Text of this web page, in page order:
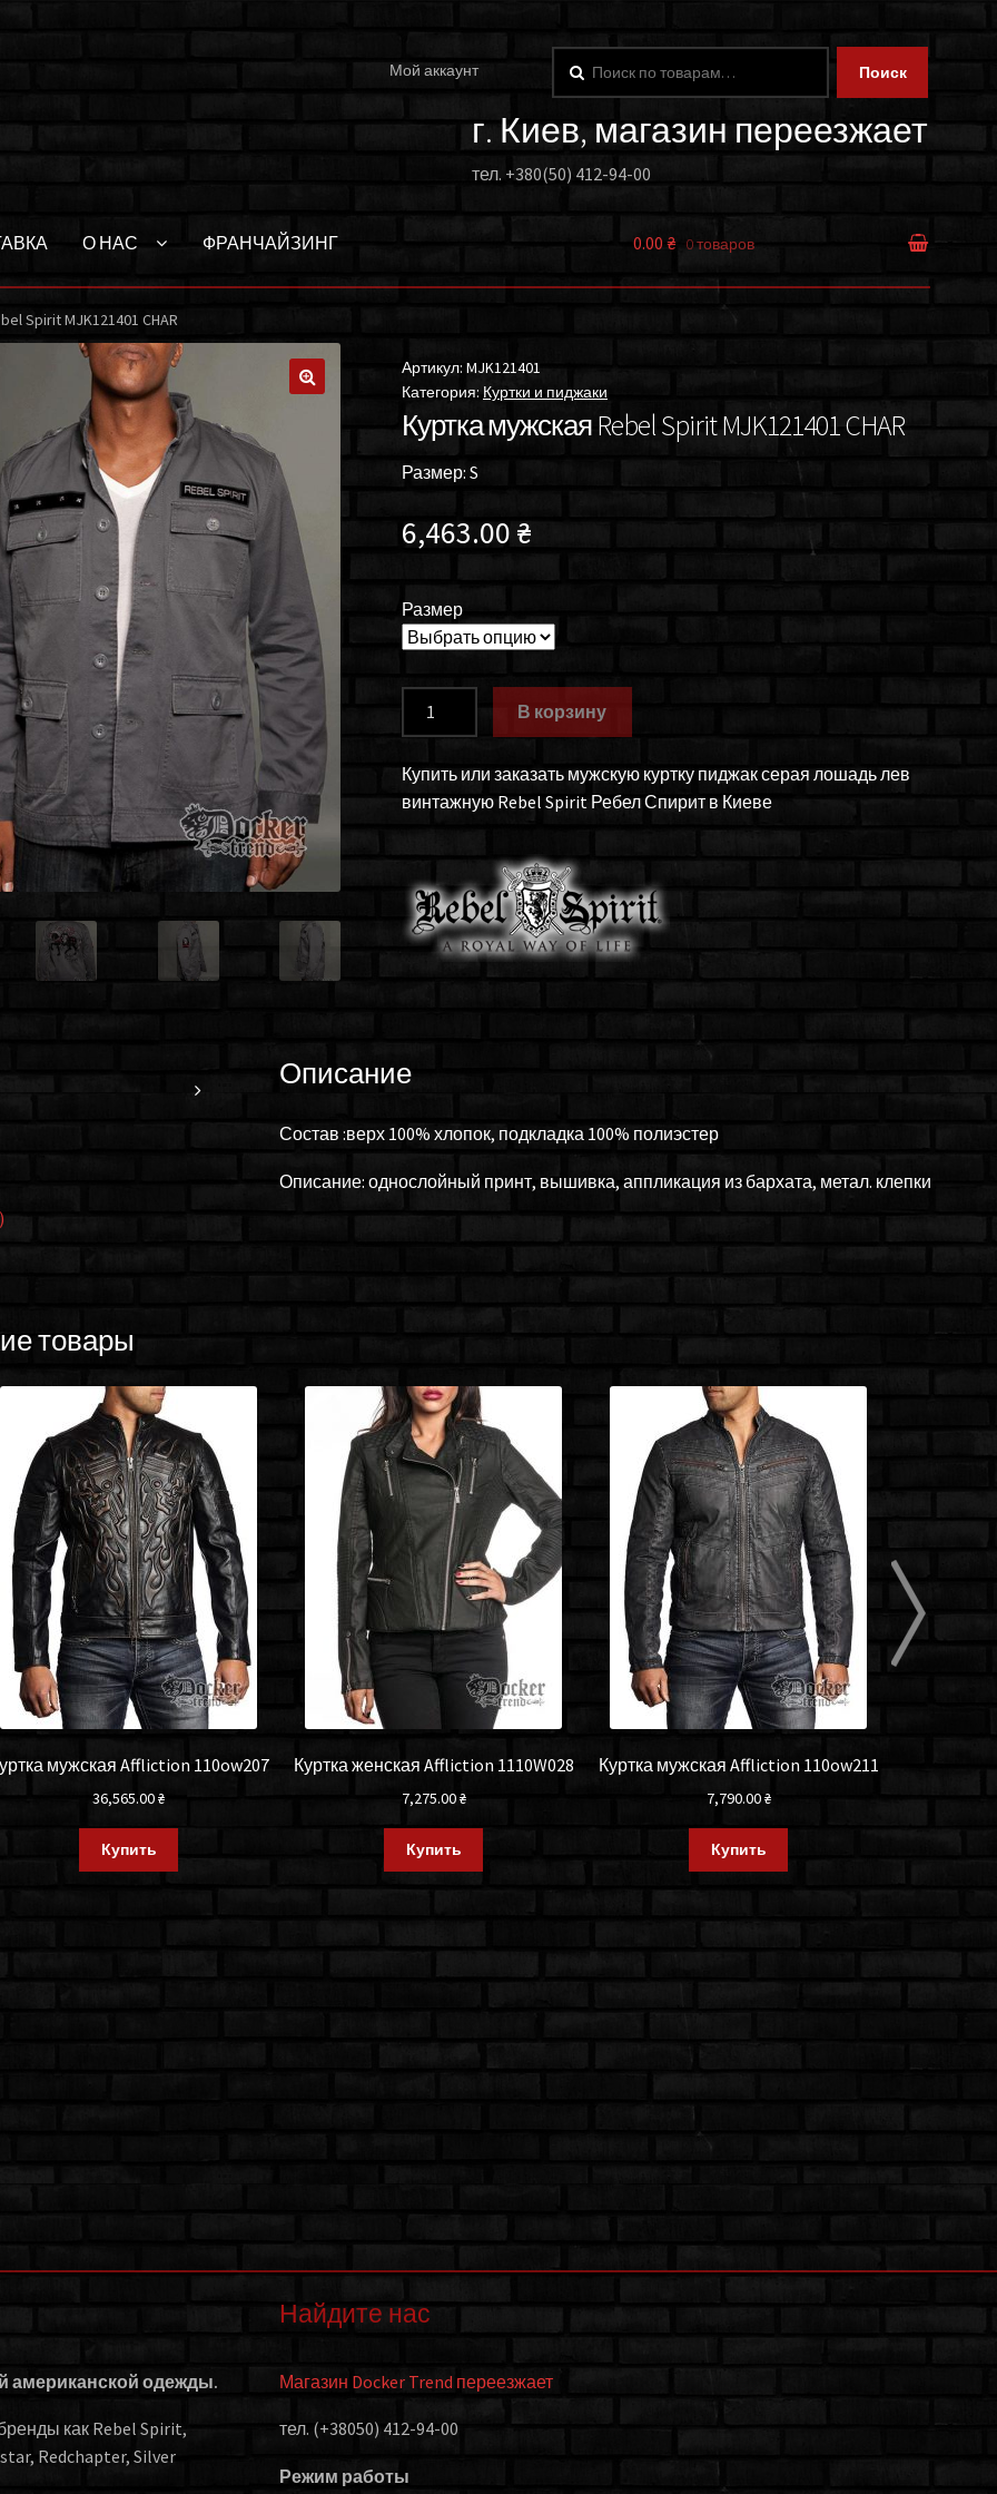
Мой аккаунт Поиск
г. Киев, магазин переезжает
тел. +380(50) 412-94-00
О НАС ФРАНЧАЙЗИНГ 0.00 ₴ 0 товаров
Spirit MJK121401 CHAR
Артикул: MJK121401
Категория: Куртки и пиджаки
Куртка мужская Rebel Spirit MJK121401 CHAR
Размер: S
6,463.00 ₴
Размер
мужская
Rebel
CHAR
В корзину
Купить или заказать мужскую куртку пиджак серая лошадь лев
винтажную Rebel Spirit Ребел Спирит в Киеве
Описание
Состав :верх 100% хлопок, подкладка 100% полиэстер
Описание: однослойный принт, вышивка, аппликация из бархата, метал. клепки
товары
мужская Affliction 110ow207
36,565.00₴
Купить
Куртка женская Affliction 1110W028
7,275.00₴
Купить
Куртка мужская Affliction 110ow211
7,790.00₴
Купить
американской одежды.
как Rebel Spirit,
Redchapter, Silver
Найдите нас
Магазин Docker Trend переезжает
тел. (+38050) 412-94-00
Режим работы